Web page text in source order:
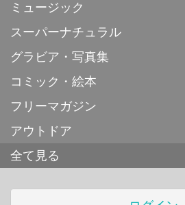
ミュージック
スーパーナチュラル
グラビア・写真集
コミック・絵本
フリーマガジン
アウトドア
全て見る